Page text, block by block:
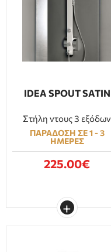
IDEA SPOUT SATIN
Στήλη ντους 3 εξόδων
ΠΑΡΑΔΟΣΗ ΣΕ 1 - 3
ΗΜΕΡΕΣ
225.00€